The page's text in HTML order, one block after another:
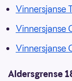
Vinnersjanse
Vinnersjanse
Vinnersjanse
Aldersgrense